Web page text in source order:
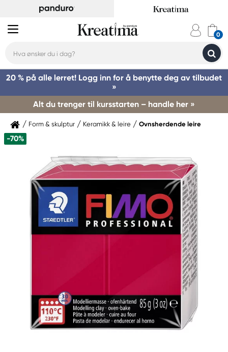
20 % på alle lerret! Logg inn for å benytte deg av tilbudet
»
Alt du trenger til kursstarten – handle her »
Form & skulptur Keramikk & leire Ovnsherdende leire
-70%